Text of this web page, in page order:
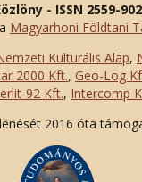
- ISSN 2559-
Magyarhoni Földtani
Kulturális Alap,
2000 Kft., Geo-Log
92 Kft., Intercomp
2016 óta